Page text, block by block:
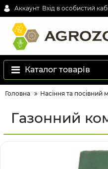
Аккаунт Вхід в особистий
Каталог товарів
Головна Насіння та посівний
Газонний